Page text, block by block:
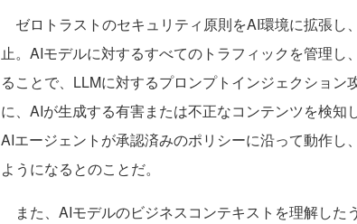
ゼロトラストのセキュリティ原則をAI環境に拡張し
止。AIモデルに対するすべてのトラフィックを管理し
ることで、LLMに対するプロンプトインジェクション
に、AIが生成する有害または不正なコンテンツを検知
AIエージェントが承認済みのポリシーに沿って動作し
ようになるとのことだ。
また、AIモデルのビジネスコンテキストを理解した